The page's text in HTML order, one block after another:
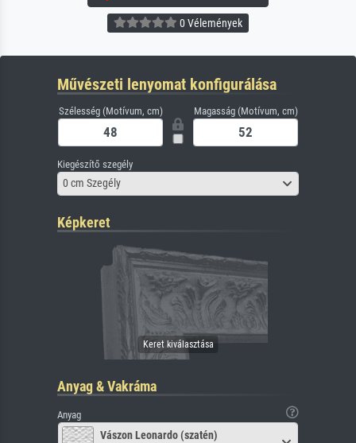
0 Vélemények
Művészeti lenyomat konfigurálása
Szélesség (Motívum, cm) Magasság (Motívum, cm)
Kiegészítő szegély
0 cm Szegély
Képkeret
Anyag & Vakráma
Anyag
Vászon Leonardo (szatén)